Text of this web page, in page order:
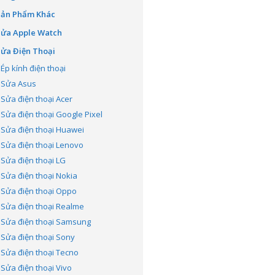
Phẩm Khác
Apple Watch
Điện Thoại
Ép kính điện thoại
Sửa Asus
Sửa điện thoại Acer
Sửa điện thoại Google Pixel
Sửa điện thoại Huawei
Sửa điện thoại Lenovo
Sửa điện thoại LG
Sửa điện thoại Nokia
Sửa điện thoại Oppo
Sửa điện thoại Realme
Sửa điện thoại Samsung
Sửa điện thoại Sony
Sửa điện thoại Tecno
Sửa điện thoại Vivo